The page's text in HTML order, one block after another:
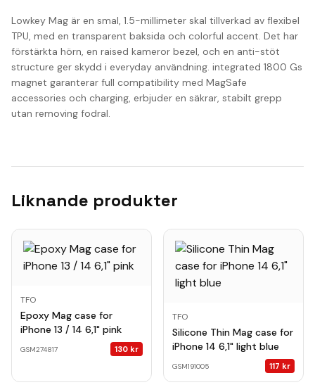
Lowkey Mag är en smal, 1.5-millimeter skal tillverkad av flexibel
TPU, med en transparent baksida och colorful accent. Det har
förstärkta hörn, en raised kameror bezel, och en anti-stöt
structure ger skydd i everyday användning. integrated 1800 Gs
magnet garanterar full compatibility med MagSafe
accessories och charging, erbjuder en säkrar, stabilt grepp
utan removing fodral.
Liknande produkter
TFO
Epoxy Mag case for
iPhone 13 / 14 6,1" pink
GSM274817 130 kr
TFO
Silicone Thin Mag case for
iPhone 14 6,1" light blue
GSM191005 117 kr